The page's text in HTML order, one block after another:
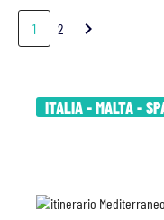
1 2 chevron_right
ITALIA - MALTA -